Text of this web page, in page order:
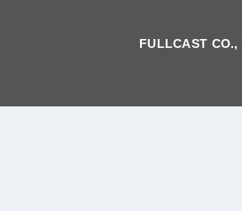
FULLCAST